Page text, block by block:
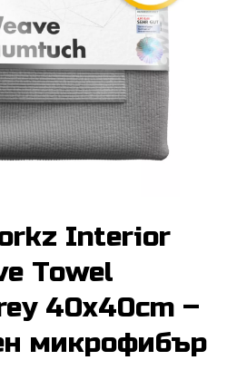
Interior
Towel
40x40cm –
микрофибър